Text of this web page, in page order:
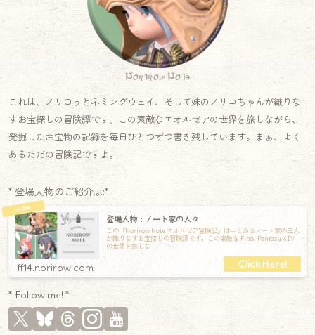
Norirow Note
これは、ノリロゥとネミングウェイ、そして妹のノリコちゃんが織りな
すお宝探しの冒険譚です。この素敵なエオルゼアの世界を旅しながら、
発掘したお宝物の記録を毎日ひとつずつ書き残しています。まぁ、よく
あるただの冒険記ですよ。
* 登場人物のご紹介.｡.:*
登場人物：ノート家の人々
この『Norirow Note エオルゼア冒険記』は―とあるノート家の三人
が織りなすお宝探しの冒険譚です。この素敵な Final Fantasy XIV
の世界を旅しな
ff14.norirow.com
* Follow me! *